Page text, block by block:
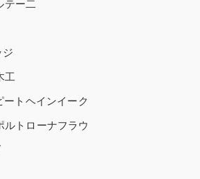
テー二
ジ
工
ートヘインイーク
ルトローナフラウ